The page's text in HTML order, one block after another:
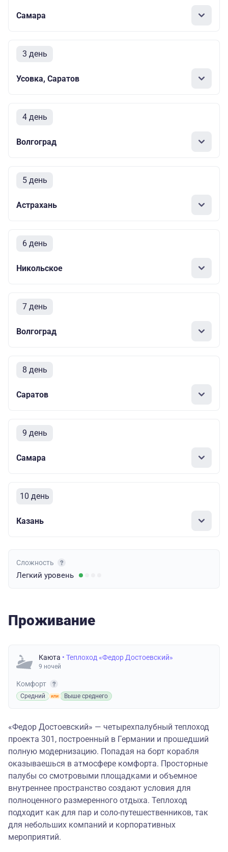
Самара
3 день
Усовка, Саратов
4 день
Волгоград
5 день
Астрахань
6 день
Никольское
7 день
Волгоград
8 день
Саратов
9 день
Самара
10 день
Казань
Сложность
Легкий уровень
Проживание
Каюта • Теплоход «Федор Достоевский»
9 ночей
Комфорт
Средний Выше среднего
«Федор Достоевский» — четырехпалубный теплоход
проекта 301, построенный в Германии и прошедший
полную модернизацию. Попадая на борт корабля
оказываешься в атмосфере комфорта. Просторные
палубы со смотровыми площадками и объемное
внутреннее пространство создают условия для
полноценного размеренного отдыха. Теплоход
подходит как для пар и соло-путешественников, так
для небольших компаний и корпоративных
мероприятий.